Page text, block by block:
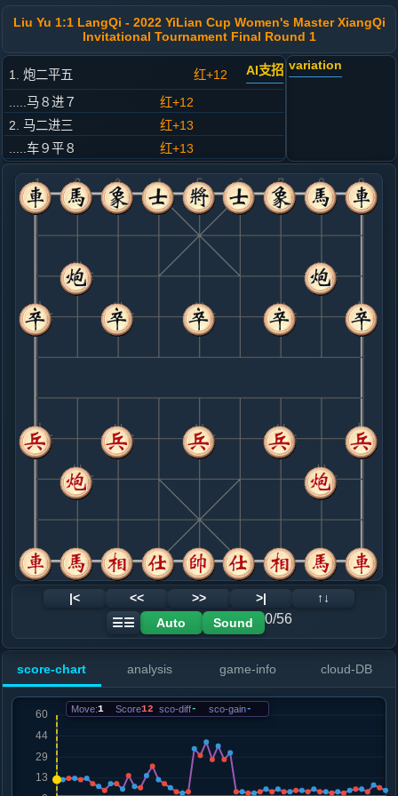
Liu Yu 1:1 LangQi - 2022 YiLian Cup Women's Master XiangQi
Invitational Tournament Final Round 1
1. 炮二平五 红+12 AI支招
.....马８进７
红+12
2. 马二进三
红+13
.....车９平８
红+13
3. 车一平二
红+12
.....卒７进１
红+13
4. 车二进六
红+9
.....马２进３
红+7
5. 兵七进一
红+4
.....马７进６
6. 马八进七
红+9
.....车１进１
红+5
7. 兵五进一
红+15
炮八平九
8. 车二平四
红+6
.....卒７进１
红+15
9. 兵五进一
红+22
.....卒７进１
10. 兵五进一
红+9
车四退一
.....士４进５
红+6
红+3
.....车１平４
红+2
12. 兵五平四
红+3
兵七进一
红+35
象７进５
13. 仕六进五
红+30
.....车８平３
红+37
15. 兵四平五
.....砲２平５
红+32
16. 车九进二
红+3
马七退六
variation
|< << >> >|
↑↓
☰☰
Auto Sound 0/56
score-chart analysis game-info cloud-DB
Move:1 Score12 sco-diff- sco-gain-